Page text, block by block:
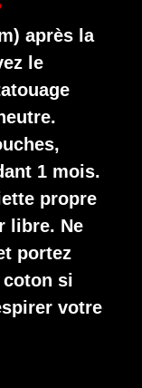
après la
le
1 mois.
propre
libre. Ne
portez
coton si
votre